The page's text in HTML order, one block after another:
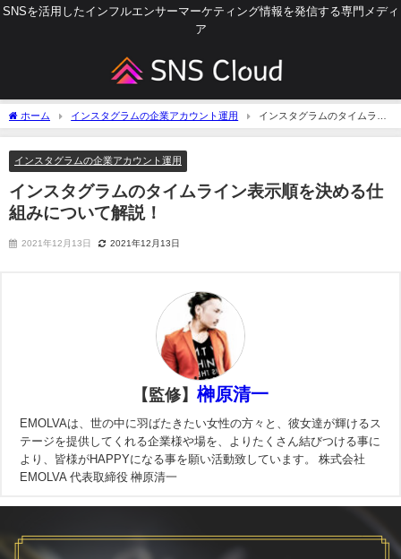
SNSを活用したインフルエンサーマーケティング情報を発信する専門メディ
ア
ホーム インスタグラムの企業アカウント運用
インスタグラムのタイムライ
ン表示順を決める仕組みについて解説！
インスタグラムの企業アカウント運用
インスタグラムのタイムライン表示順を決める仕
組みについて解説！
2021年12月13日 2021年12月13日
【監修】 榊原清一
EMOLVAは、世の中に羽ばたきたい女性の方々と、彼女達が輝けるス
テージを提供してくれる企業様や場を、よりたくさん結びつける事に
より、皆様がHAPPYになる事を願い活動致しています。 株式会社
EMOLVA 代表取締役 榊原清一